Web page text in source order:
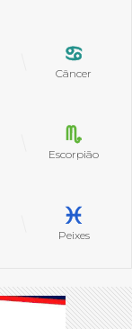
Câncer
Escorpião
Peixes